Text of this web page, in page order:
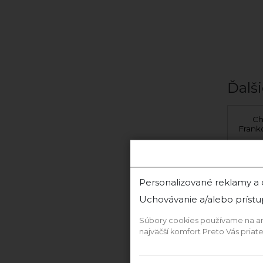
‹
Personalizované reklamy
Uchovávanie a/alebo
Súbory cookies používame na
najväčší komfort Preto Vás